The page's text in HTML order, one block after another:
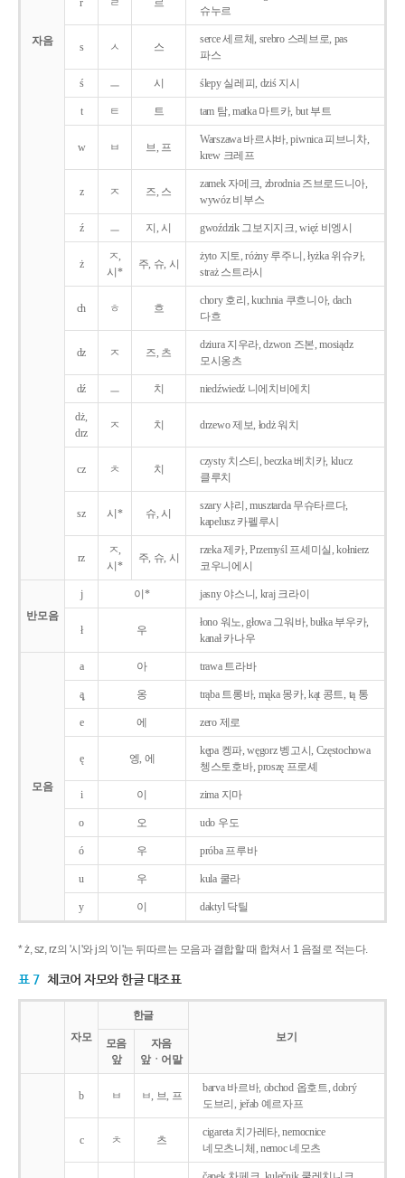
자음
r ㄹ 르
슈누르
s ㅅ 스
serce 세르체, srebro 스레브로, pas
파스
ś ㅡ 시 ślepy 실레피, dziś 지시
t ㅌ 트 tam 탐, matka 마트카, but 부트
w ㅂ 브, 프
Warszawa 바르샤바, piwnica 피브니차,
krew 크레프
z ㅈ 즈, 스
zamek 자메크, zbrodnia 즈브로드니아,
wywóz 비부스
ź ㅡ 지, 시 gwoździk 그보지지크, więź 비엥시
ż
ㅈ,
시*
주, 슈, 시
żyto 지토, różny 루주니, łyżka 위슈카,
straż 스트라시
ch ㅎ 흐
chory 호리, kuchnia 쿠흐니아, dach
다흐
dz ㅈ 즈, 츠
dziura 지우라, dzwon 즈본, mosiądz
모시옹츠
dź ㅡ 치 niedźwiedź 니에치비에치
dż,
drz
ㅈ 치 drzewo 제보, łodż 워치
cz ㅊ 치
czysty 치스티, beczka 베치카, klucz
클루치
sz 시* 슈, 시
szary 샤리, musztarda 무슈타르다,
kapelusz 카펠루시
rz
ㅈ,
시*
주, 슈, 시
rzeka 제카, Przemyśl 프셰미실, kołnierz
코우니에시
반모음
j 이* jasny 야스니, kraj 크라이
ł 우
łono 워노, głowa 그워바, bułka 부우카,
kanał 카나우
모음
a 아 trawa 트라바
ą̨ 옹 trąba 트롱바, mąka 몽카, kąt 콩트, tą 통
e 에 zero 제로
ę 엥, 에
kępa 켕파, węgorz 벵고시, Częstochowa
쳉스토호바, proszę 프로셰
i 이 zima 지마
o 오 udo 우도
ó 우 próba 프루바
u 우 kula 쿨라
y 이 daktyl 닥틸
* ż, sz, rz의 '시'와 j의 '이'는 뒤따르는 모음과 결합할 때 합쳐서 1 음절로 적는다.
표 7 체코어 자모와 한글 대조표
자모
한글
보기
모음
앞
자음
앞ㆍ어말
b ㅂ ㅂ, 브, 프
barva 바르바, obchod 옵호트, dobrý
도브리, jeřab 예르자프
c ㅊ 츠
cigareta 치가레타, nemocnice
네모츠니체, nemoc 네모츠